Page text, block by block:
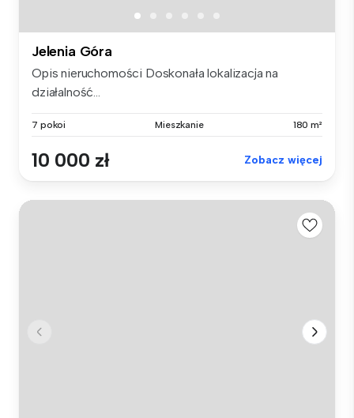
Jelenia Góra
Opis nieruchomości Doskonała lokalizacja na
działalność...
7 pokoi Mieszkanie 180 m²
10 000 zł Zobacz więcej